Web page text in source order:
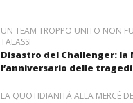
UN TEAM TROPPO UNITO NON
TALASSI
Disastro del Challenger: la
l’anniversario delle
LA QUOTIDIANITÀ ALLA MERCÉ